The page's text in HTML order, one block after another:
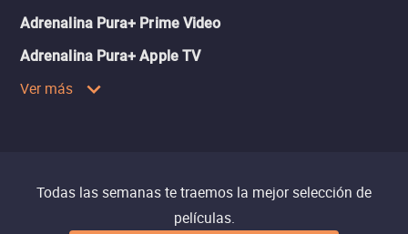
Adrenalina Pura+ Prime Video
Adrenalina Pura+ Apple TV
Ver más
Todas las semanas te traemos la mejor selección de
películas.